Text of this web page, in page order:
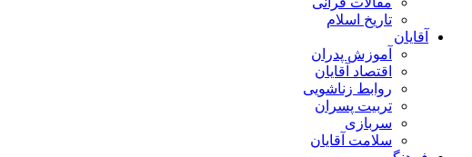
تاریخ اسلام
آقایان
آموزش پدران
اقتصاد آقایان
روابط زناشویی
تربیت پسران
سربازی
سلامت آقایان